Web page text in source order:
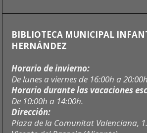
BIBLIOTECA MUNICIPAL
HERNÁNDEZ
Horario de invierno:
De lunes a viernes de 16:00h a
Horario durante las vacaciones
De 10:00h a 14:00h.
Dirección:
Plaza de la Comunitat Valenciana,